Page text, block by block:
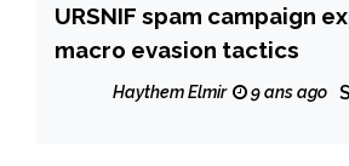
URSNIF spam campaign
macro evasion tactics
Haythem Elmir 9 ans ago